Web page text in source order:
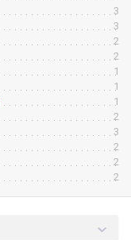
3
3
2
2
1
1
1
2
3
2
2
2